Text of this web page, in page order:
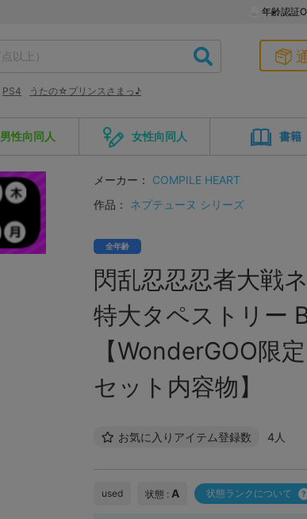
年齢認証
PS4 うたの☆プリンスさまっ♪
男性向同人 女性向同人 書籍
メーカー：
COMPILE HEART
作品：
ネプテューヌ シリーズ
全年齢
閃乱忍忍忍者大戦
特大タペストリー
【WonderGOO限
セット内容物】
お気に入りアイテム登録数 4人
used 状態 : A 状態ランクについて